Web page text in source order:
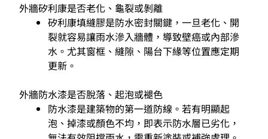
外牆矽利康是否老化、龜裂或剝離
矽利康填縫膠是防水密封關鍵，一旦老化、開
裂就容易讓雨水滲入牆體，導致壁癌或內部滲
水。尤其窗框、縫隙、陽台下緣等位置應定期
更新。
外牆防水漆是否脫落、起泡或褪色
防水漆是建築物的第一道防線。若有明顯起
泡、掉漆或顏色不均，即表示防水層已劣化，